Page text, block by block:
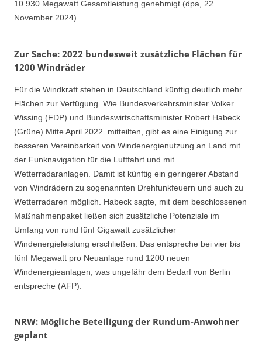
10.930 Megawatt Gesamtleistung genehmigt (dpa, 22.
November 2024).
Zur Sache: 2022 bundesweit zusätzliche Flächen für
1200 Windräder
Für die Windkraft stehen in Deutschland künftig deutlich mehr
Flächen zur Verfügung. Wie Bundesverkehrsminister Volker
Wissing (FDP) und Bundeswirtschaftsminister Robert Habeck
(Grüne) Mitte April 2022 mitteilten, gibt es eine Einigung zur
besseren Vereinbarkeit von Windenergienutzung an Land mit
der Funknavigation für die Luftfahrt und mit
Wetterradaranlagen. Damit ist künftig ein geringerer Abstand
von Windrädern zu sogenannten Drehfunkfeuern und auch zu
Wetterradaren möglich. Habeck sagte, mit dem beschlossenen
Maßnahmenpaket ließen sich zusätzliche Potenziale im
Umfang von rund fünf Gigawatt zusätzlicher
Windenergieleistung erschließen. Das entspreche bei vier bis
fünf Megawatt pro Neuanlage rund 1200 neuen
Windenergieanlagen, was ungefähr dem Bedarf von Berlin
entspreche (AFP).
NRW: Mögliche Beteiligung der Rundum-Anwohner
geplant